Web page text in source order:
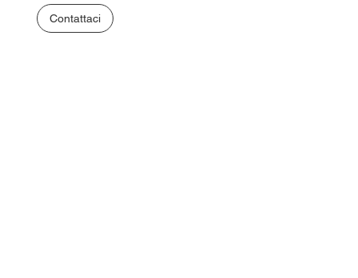
Contattaci